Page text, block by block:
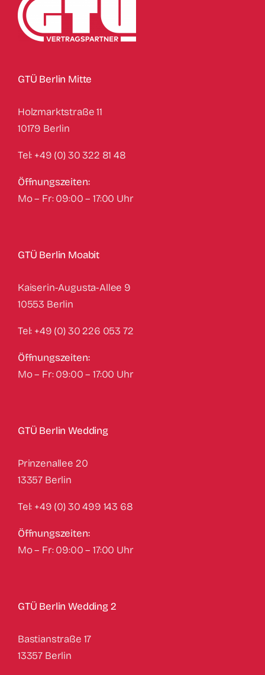
GTÜ Berlin Mitte
Holzmarktstraße 11
10179 Berlin
Tel: +49 (0) 30 322 81 48
Öffnungszeiten:
Mo – Fr: 09:00 – 17:00 Uhr
GTÜ Berlin Moabit
Kaiserin-Augusta-Allee 9
10553 Berlin
Tel: +49 (0) 30 226 053 72
Öffnungszeiten:
Mo – Fr: 09:00 – 17:00 Uhr
GTÜ Berlin Wedding
Prinzenallee 20
13357 Berlin
Tel: +49 (0) 30 499 143 68
Öffnungszeiten:
Mo – Fr: 09:00 – 17:00 Uhr
GTÜ Berlin Wedding 2
Bastianstraße 17
‍13357 Berlin